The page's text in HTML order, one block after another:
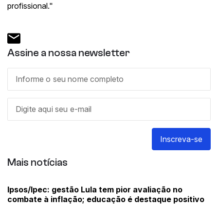
profissional."
Assine a nossa newsletter
Inscreva-se
Mais notícias
Ipsos/Ipec: gestão Lula tem pior avaliação no
combate à inflação; educação é destaque positivo